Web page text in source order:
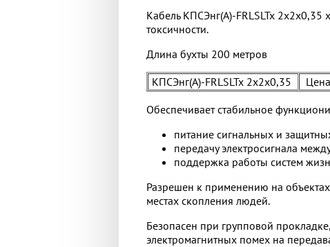
Кабель КПСЭнг(А)-FRLSLTx 2х2х0,35
токсичности.
Длина бухты 200 метров
КПСЭнг(А)-FRLSLTx 2х2х0,35
Обеспечивает стабильное
питание сигнальных и
передачу электросигнала
поддержка работы систем
Разрешен к применению на
местах скопления людей.
Безопасен при групповой
электромагнитных помех на